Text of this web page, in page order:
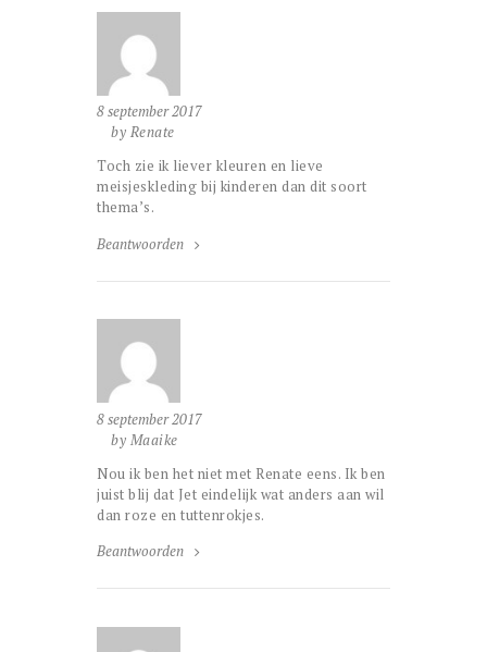
8 september 2017
by Renate
Toch zie ik liever kleuren en lieve
meisjeskleding bij kinderen dan dit soort
thema’s.
Beantwoorden
8 september 2017
by Maaike
Nou ik ben het niet met Renate eens. Ik ben
juist blij dat Jet eindelijk wat anders aan wil
dan roze en tuttenrokjes.
Beantwoorden